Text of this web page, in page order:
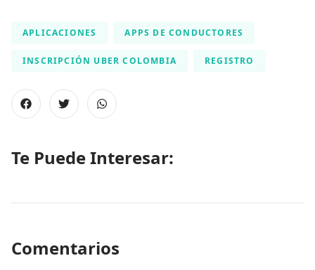
APLICACIONES APPS DE CONDUCTORES
INSCRIPCIÓN UBER COLOMBIA REGISTRO
Te Puede Interesar:
Comentarios